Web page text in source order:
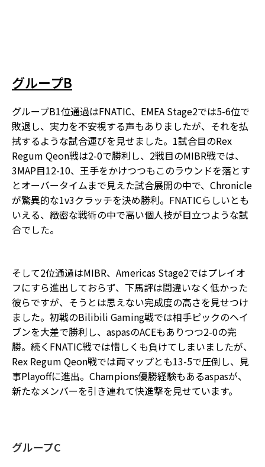
グループB
グループB1位通過はFNATIC、EMEA Stage2では5-6位で
敗退し、実力を不安視する声もありましたが、それを払
拭するような試合運びを見せました。1試合目のRex
Regum Qeon戦は2-0で勝利し、2戦目のMIBR戦では、
3MAP目12-10、王手をかけつつもこのラウンドを落とす
とオーバータイムまで見えた試合展開の中で、Chronicle
が驚異的な1v3クラッチを決め勝利。FNATICらしいとも
いえる、緻密な戦術の中で高い個人技が目立つような試
合でした。
そして2位通過はMIBR、Americas Stage2ではプレイオ
フにすら進出しておらず、下馬評は間違いなく低かった
彼らですが、そうとは思えない完成度の高さを見せつけ
ました。初戦のBilibili Gaming戦では相手ピックのヘイ
ブンを大差で勝利し、aspasのACEもありつつ2-0の完
勝。続くFNATIC戦では惜しくも負けてしまいましたが、
Rex Regum Qeon戦では両マップとも13-5で圧倒し、見
事Playoffに進出。Champions優勝経験もあるaspasが、
新たなメンバーを引き連れて快進撃を見せています。
グループC